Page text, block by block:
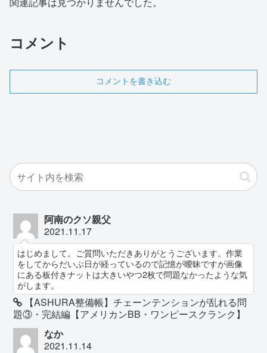
コメント
コメントを書き込む
阿南のクソ親父
2021.11.17
はじめまして。ご質問いただきありがとうございます。作業
をしてからだいぶ日が経っているので記憶が曖昧ですが画像
にある板付きナットは大きいやつ2枚で問題なかったような気
がします。
【ASHURA整備帳】チェーンテンションが乱れる問
題③・完結編【アメリカンBB・ワンピースクランク】
なか
2021.11.14